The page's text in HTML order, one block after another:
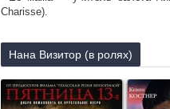
Charisse).
Нана Визитор (в ролях)